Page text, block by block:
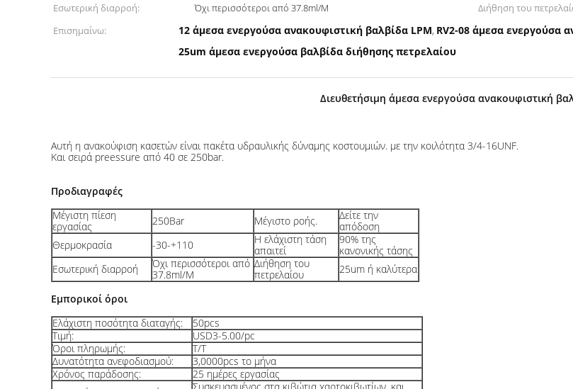
Εσωτερική διαρροή:
Όχι περισσότεροι από 37.8ml/M Διήθηση του
Επισημαίνω:
12 άμεσα ενεργούσα ανακουφιστική βαλβίδα LPM, RV2-08 άμεσα ενεργούσα
25um άμεσα ενεργούσα βαλβίδα διήθησης πετρελαίου
Διευθετήσιμη άμεσα ενεργούσα ανακουφιστική
Αυτή η ανακούφιση κασετών είναι πακέτα υδραυλικής δύναμης κοστουμιών. με την κοιλότητα 3/4-16UNF.
Και σειρά preessure από 40 σε 250bar.
Προδιαγραφές
Μέγιστη πίεση
εργασίας
250Bar Μέγιστο ροής.
Δείτε την
απόδοση
Θερμοκρασία
-30-+110
Η ελάχιστη τάση
απαιτεί
90% της
κανονικής τάσης
Εσωτερική διαρροή
Όχι περισσότεροι από
37.8ml/M
Διήθηση του
πετρελαίου
25um ή καλύτερα
Εμπορικοί όροι
Ελάχιστη ποσότητα διαταγής:
50pcs
Τιμή:
USD3-5.00/pc
Όροι πληρωμής:
T/T
Δυνατότητα ανεφοδιασμού:
3,0000pcs το μήνα
Χρόνος παράδοσης:
25 ημέρες εργασίας